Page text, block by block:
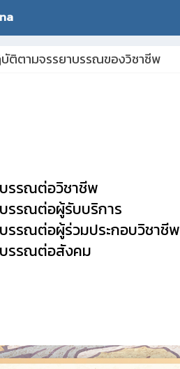
ติตามจรรยาบรรณของวิชาชีพ
รรณต่อวิชาชีพ
รรณต่อผู้รับบริการ
รรณต่อผู้ร่วมประกอบวิชาชีพ
รรณต่อสังคม